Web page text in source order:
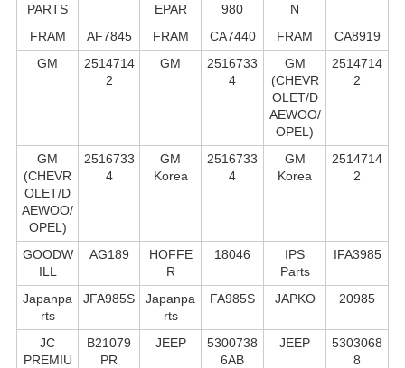
PARTS
EPAR
980
N
FRAM AF7845 FRAM CA7440 FRAM
CA8919
GM
2514714
2
GM
2516733
4
GM
(CHEVR
OLET/D
AEWOO/
OPEL)
2514714
2
GM
(CHEVR
OLET/D
AEWOO/
OPEL)
2516733
4
GM
Korea
2516733
4
GM
Korea
2514714
2
GOODW
ILL
AG189
HOFFE
R
18046
IPS
Parts
IFA3985
Japanpa
rts
JFA985S
Japanpa
rts
FA985S JAPKO 20985
JC
PREMIU
B21079
PR
JEEP
5300738
6AB
JEEP
5303068
8